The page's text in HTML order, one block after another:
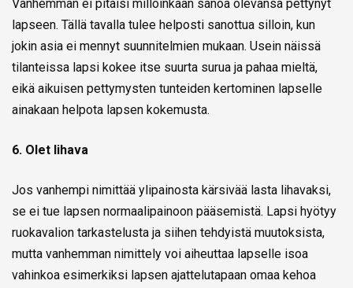
Vanhemman ei pitäisi milloinkaan sanoa olevansa pettynyt
lapseen. Tällä tavalla tulee helposti sanottua silloin, kun
jokin asia ei mennyt suunnitelmien mukaan. Usein näissä
tilanteissa lapsi kokee itse suurta surua ja pahaa mieltä,
eikä aikuisen pettymysten tunteiden kertominen lapselle
ainakaan helpota lapsen kokemusta.
6. Olet lihava
Jos vanhempi nimittää ylipainosta kärsivää lasta lihavaksi,
se ei tue lapsen normaalipainoon pääsemistä. Lapsi hyötyy
ruokavalion tarkastelusta ja siihen tehdyistä muutoksista,
mutta vanhemman nimittely voi aiheuttaa lapselle isoa
vahinkoa esimerkiksi lapsen ajattelutapaan omaa kehoa